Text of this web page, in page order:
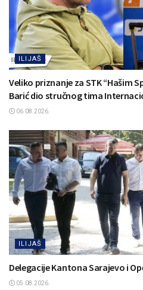
ILIJAŠ
Veliko priznanje za STK “Hašim
Barić dio stručnog tima
06.08.2026.
ILIJAŠ
Delegacije Kantona Sarajevo i
05.08.2026.